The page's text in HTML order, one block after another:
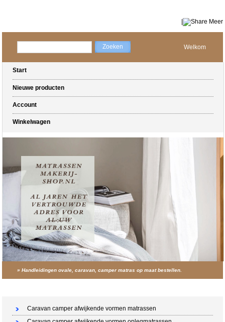
Meer
Welkom
Start
Nieuwe producten
Account
Winkelwagen
»Handleidingen ovale, caravan, camper matras op maat bestellen.
Caravan camper afwijkende vormen matrassen